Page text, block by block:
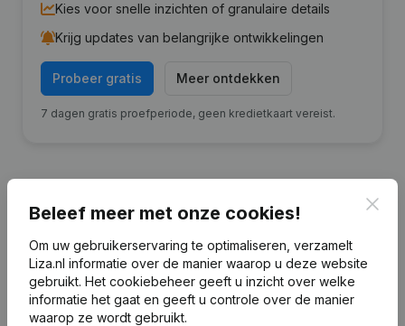
Kies voor snelle inzichten of granulaire details
Krijg updates van belangrijke ontwikkelingen
Probeer gratis Meer ontdekken
7 dagen gratis proefperiode, geen kredietkaart vereist.
Beheer
2024 2023 2022
Beleef meer met onze cookies!
Om uw gebruikerservaring te optimaliseren, verzamelt
Liza.nl informatie over de manier waarop u deze website
gebruikt. Het cookiebeheer geeft u inzicht over welke
informatie het gaat en geeft u controle over de manier
waarop ze wordt gebruikt.